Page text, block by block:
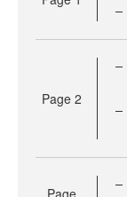
Page 2
Page